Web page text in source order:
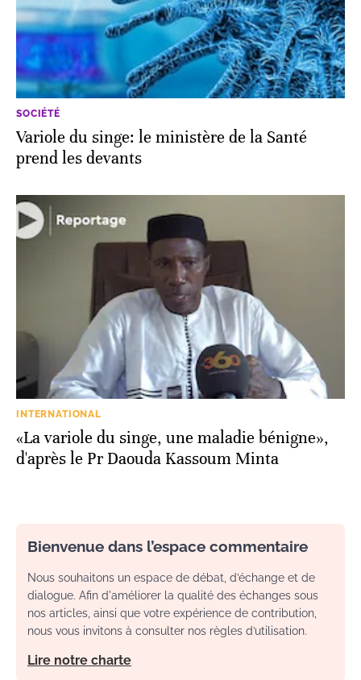
SOCIÉTÉ
Variole du singe: le ministère de la Santé
prend les devants
INTERNATIONAL
«La variole du singe, une maladie bénigne»,
d'après le Pr Daouda Kassoum Minta
Bienvenue dans l’espace commentaire
Nous souhaitons un espace de débat, d’échange et de
dialogue. Afin d'améliorer la qualité des échanges sous
nos articles, ainsi que votre expérience de contribution,
nous vous invitons à consulter nos règles d’utilisation.
Lire notre charte